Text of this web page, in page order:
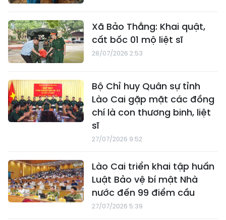
Xã Bảo Thắng: Khai quật,
cất bốc 01 mộ liệt sĩ
28/07/2026 2:53
Bộ Chỉ huy Quân sự tỉnh
Lào Cai gặp mặt các đồng
chí là con thương binh, liệt
sĩ
27/07/2026 9:52
Lào Cai triển khai tập huấn
Luật Bảo vệ bí mật Nhà
nước đến 99 điểm cầu
27/07/2026 5:39